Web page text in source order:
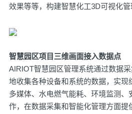
效果等等，构建智慧化工3D可视化管
智慧园区项目三维画面接入数据点
AIRIOT智慧园区管理系统通过数据
地收集各种设备和系统的数据，实现
多媒体、水电燃气能耗、环境监测、
作，在数据采集和智能化管理方面提